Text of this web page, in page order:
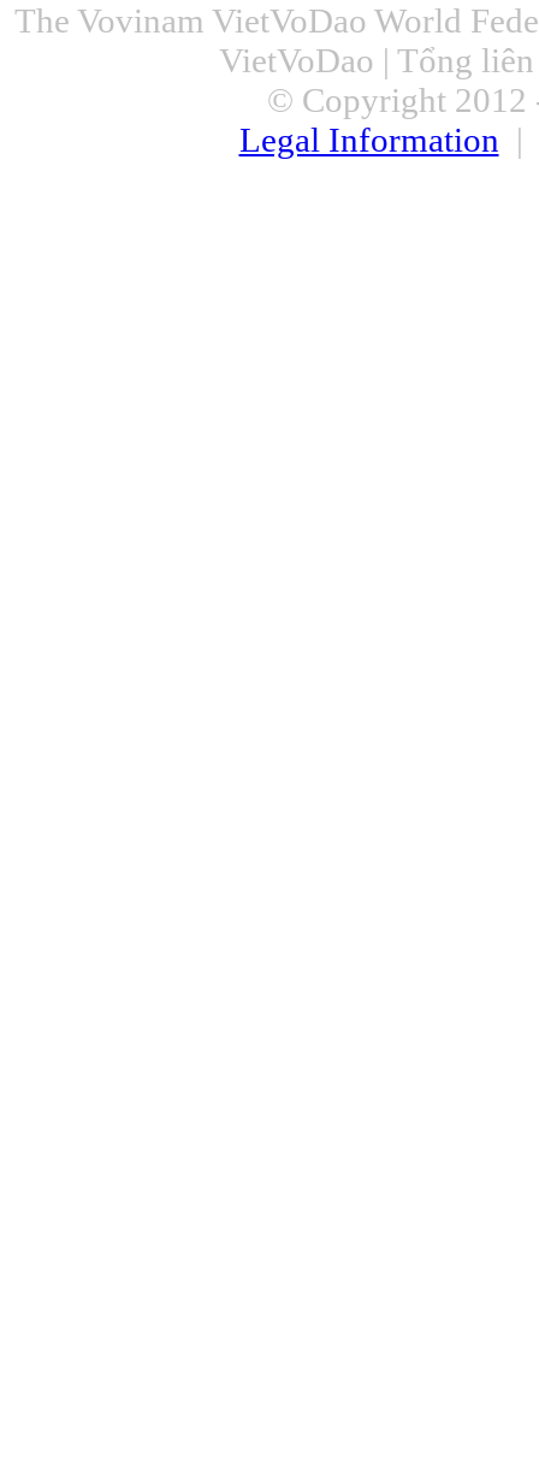
The Vovinam VietVoDao World
VietVoDao | Tổng
© Copyright 2012
Legal Information